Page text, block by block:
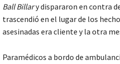
Ball Billary dispararon en contra
trascendió en el lugar de los
asesinadas era cliente y la otra
Paramédicos a bordo de